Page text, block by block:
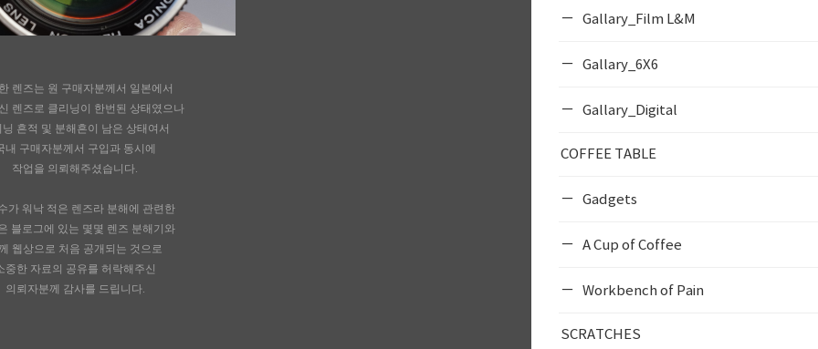
렌즈는 원 구매자분께서 일본에서
렌즈로 클리닝이 한번된 상태였으나
흔적 및 분해흔이
남은 상태여서
내 구매자분께서 구입과 동시에
작업을 의뢰해주셨습니다.
가 워낙 적은 렌즈라 분해에 관련한
블로그에 있는 몇몇 렌즈 분해기와
웹상으로 처음 공개되는 것으로
중한 자료의 공유를 허락해주신
의뢰자분께 감사를 드립니다.
Gallary_Film L&M
Gallary_6X6
Gallary_Digital
COFFEE TABLE
Gadgets
A Cup of Coffee
Workbench of Pain
SCRATCHES